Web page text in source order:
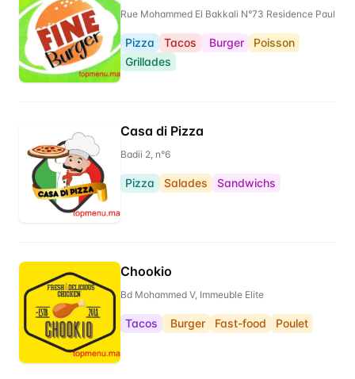
Rue Mohammed El Bakkali N°73 Residence Paul
Pizza Tacos Burger
Poisson
Grillades
Casa di Pizza
Badii 2, n°6
Pizza Salades Sandwichs
Chookio
Bd Mohammed V, Immeuble Elite
Tacos Burger Fast-food Poulet